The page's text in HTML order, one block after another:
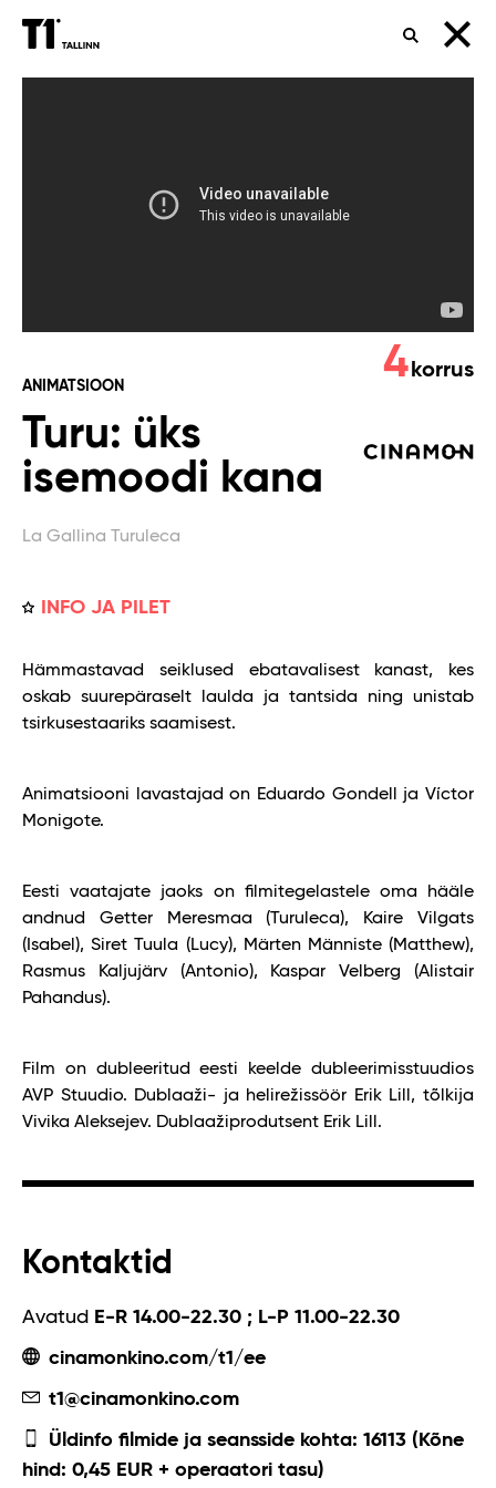
OTSING
isemoodi
ANIMATSIOON
Turu: üks
isemoodi kana
La Gallina Turuleca
INFO JA PILET
4 korrus
Hämmastavad seiklused ebatavalisest kanast, kes
oskab suurepäraselt laulda ja tantsida ning unistab
tsirkusestaariks saamisest.
Animatsiooni lavastajad on Eduardo Gondell ja Víctor
Monigote.
Eesti vaatajate jaoks on filmitegelastele oma hääle
andnud Getter Meresmaa (Turuleca), Kaire Vilgats
(Isabel), Siret Tuula (Lucy), Märten Männiste (Matthew),
Rasmus Kaljujärv (Antonio), Kaspar Velberg (Alistair
Pahandus).
Film on dubleeritud eesti keelde dubleerimisstuudios
AVP Stuudio. Dublaaži- ja helirežissöör Erik Lill, tõlkija
Vivika Aleksejev. Dublaažiprodutsent Erik Lill.
Kontaktid
Avatud E-R 14.00-22.30 ; L-P 11.00-22.30
cinamonkino.com/t1/ee
t1@cinamonkino.com
Üldinfo filmide ja seansside kohta: 16113 (Kõne
hind: 0,45 EUR + operaatori tasu)